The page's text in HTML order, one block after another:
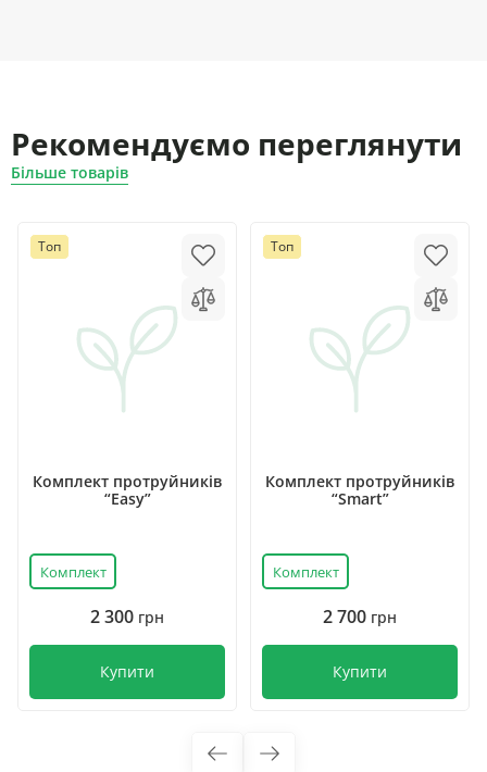
Рекомендуємо переглянути
Більше товарів
Топ
Комплект протруйників
“Easy”
Комплект
2 300 грн
Купити
Топ
Комплект протруйників
“Smart”
Комплект
2 700 грн
Купити